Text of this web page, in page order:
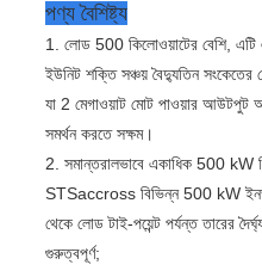
পণ্য বৈশিষ্ট্য
1. লোড 500 কিলোওয়াটের বেশি,
ইউনিট শক্তি সঞ্চয় বৈদ্যুতিন সংকেতের
যা 2 মেগাওয়াট মোট পাওয়ার আউটপুট
সমর্থন করতে সক্ষম।
2. সমান্তরালভাবে একাধিক 500 kW
STSaccross বিভিন্ন 500 kW
থেকে লোড টাই-পয়েন্ট পর্যন্ত তারের
গুরুত্বপূর্ণ;